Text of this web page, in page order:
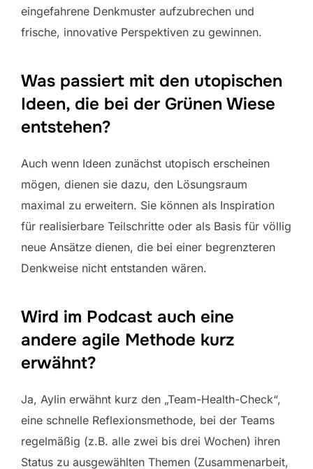
eingefahrene Denkmuster aufzubrechen und
frische, innovative Perspektiven zu gewinnen.
Was passiert mit den utopischen
Ideen, die bei der Grünen Wiese
entstehen?
Auch wenn Ideen zunächst utopisch erscheinen
mögen, dienen sie dazu, den Lösungsraum
maximal zu erweitern. Sie können als Inspiration
für realisierbare Teilschritte oder als Basis für völlig
neue Ansätze dienen, die bei einer begrenzteren
Denkweise nicht entstanden wären.
Wird im Podcast auch eine
andere agile Methode kurz
erwähnt?
Ja, Aylin erwähnt kurz den „Team-Health-Check“,
eine schnelle Reflexionsmethode, bei der Teams
regelmäßig (z.B. alle zwei bis drei Wochen) ihren
Status zu ausgewählten Themen (Zusammenarbeit,